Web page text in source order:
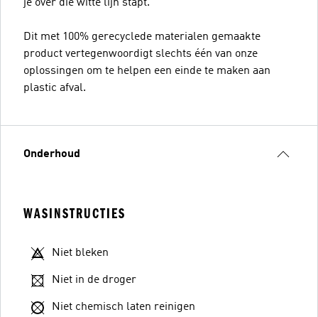
je over die witte lijn stapt.
Dit met 100% gerecyclede materialen gemaakte
product vertegenwoordigt slechts één van onze
oplossingen om te helpen een einde te maken aan
plastic afval.
Onderhoud
WASINSTRUCTIES
Niet bleken
Niet in de droger
Niet chemisch laten reinigen